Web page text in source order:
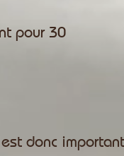
pour 30
donc important